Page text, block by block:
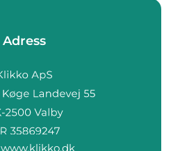
Adress
www.klikko.dk